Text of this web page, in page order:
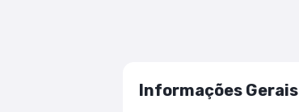
Informações Gerais